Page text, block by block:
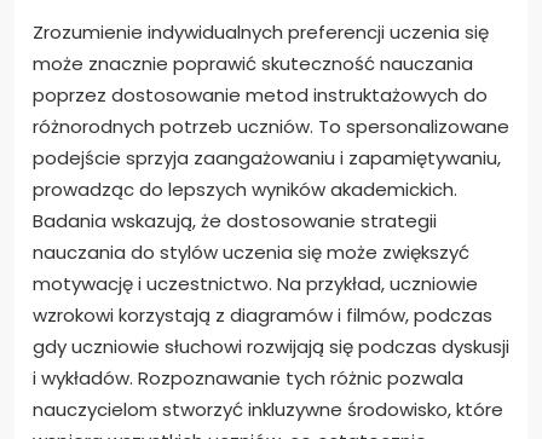
Zrozumienie indywidualnych preferencji uczenia się
może znacznie poprawić skuteczność nauczania
poprzez dostosowanie metod instruktażowych do
różnorodnych potrzeb uczniów. To spersonalizowane
podejście sprzyja zaangażowaniu i zapamiętywaniu,
prowadząc do lepszych wyników akademickich.
Badania wskazują, że dostosowanie strategii
nauczania do stylów uczenia się może zwiększyć
motywację i uczestnictwo. Na przykład, uczniowie
wzrokowi korzystają z diagramów i filmów, podczas
gdy uczniowie słuchowi rozwijają się podczas dyskusji
i wykładów. Rozpoznawanie tych różnic pozwala
nauczycielom stworzyć inkluzywne środowisko, które